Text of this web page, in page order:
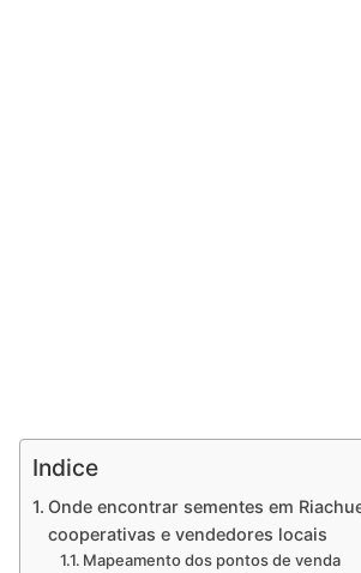
Indice
Onde encontrar sementes em
cooperativas e vendedores locais
Mapeamento dos pontos de venda